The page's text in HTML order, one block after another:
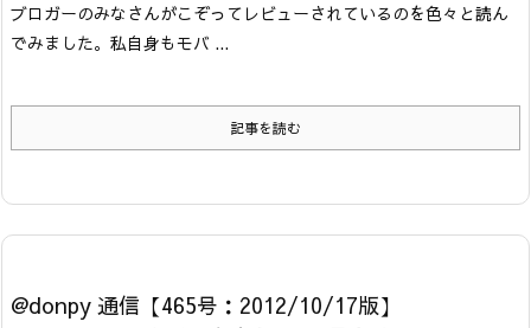
ブロガーのみなさんがこぞってレビューされているのを色々と読ん
でみました。私自身もモバ ...
記事を読む
@donpy 通信【465号：2012/10/17版】